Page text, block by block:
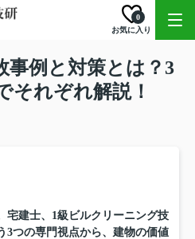
お気に入り
0
事例と対策とは？3
それぞれ解説！
宅建士、1級ビルクリーニング技
3つの専門視点から、建物の価値